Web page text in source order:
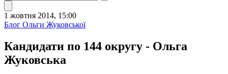
1 жовтня 2014, 15:00
Блог Ольги Жуковської
Кандидати по 144 округу - Ольга
Жуковська